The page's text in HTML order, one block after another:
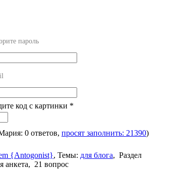
пароль
код с картинки *
0 ответов, просят заполнить: 21390)
{Antogonist}, Темы: для блога, Раздел
анкета, 21 вопрос